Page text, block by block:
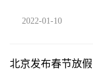
2022-01-10
北京发布春节放